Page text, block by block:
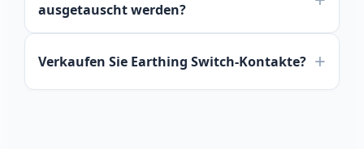
ausgetauscht werden?
Verkaufen Sie Earthing Switch-Kontakte?